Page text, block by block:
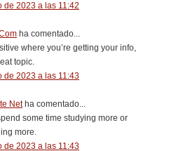
de 2023 a las 11:42
ha comentado...
where you’re getting your info,
topic.
de 2023 a las 11:43
Netha comentado...
some time studying more or
more.
de 2023 a las 11:43